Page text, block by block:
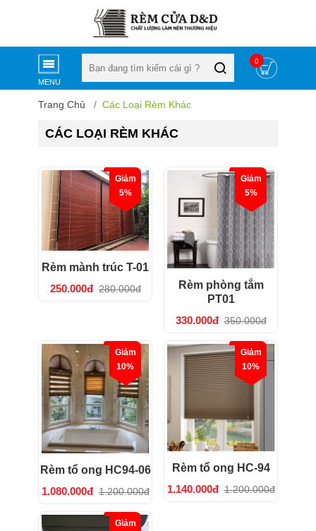
MENU
0
Trang Chủ Các Loại Rèm Khác
CÁC LOẠI RÈM KHÁC
Giảm
5%
Rèm mành trúc T-01
250.000đ 280.000đ
Giảm
5%
Rèm phòng tắm
PT01
330.000đ 350.000đ
Giảm
10%
Rèm tổ ong HC94-06
1.080.000đ 1.200.000đ
Giảm
10%
Rèm tổ ong HC-94
1.140.000đ 1.200.000đ
Giảm